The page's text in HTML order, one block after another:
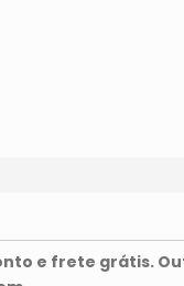
e frete grátis.